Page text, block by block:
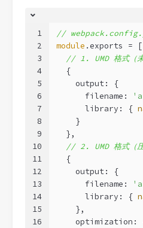
1
2
3
4
5
6
7
8
9
10
11
12
13
14
15
16
//
module .exports = [
// 1. UMD 格式（未
  {
    output: {
      filename:
      library: {
    }
  },
// 2. UMD 格式（压
  {
    output: {
      filename:
      library: {
    },
optimization: